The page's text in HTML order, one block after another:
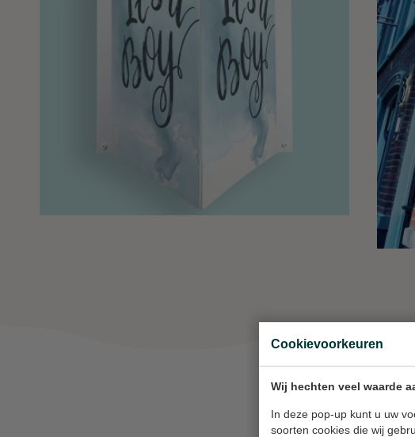
Cookievoorkeuren
Wij hechten veel waarde
In deze pop-up kunt u uw
soorten cookies die wij